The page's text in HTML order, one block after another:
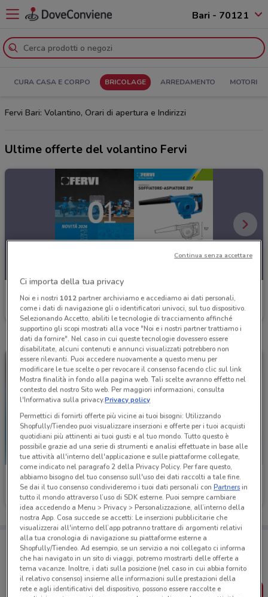
Bari - 70121
CURA CASA E CORPO BRICOLAGE ARREDAMENTO MOTORI
Fervi Bari: Volantino, Orari di apertura e Indirizzi
Ultime offerte del volantino Fervi
Fervi
Scade il 31/12 741 m
Fervi
Scade il 31/12 741 m
Fervi
Scade il 31/12
Porta DoveConviene sempre con te!
Puoi trovare le migliori offerte dei negozi vicino a te,
salvarle e creare la tua lista del risparmio, comodamente
dal tuo cellulare.
SCARICA L’APP
Ci importa della tua privacy
Noi e i nostri 1012partner archiviamo e accediamo ai dati personali,
come i dati di navigazione gli o identificatori univoci, sul tuo dispositivo.
Selezionando Accetto, abiliti le tecnologie di tracciamento affinché
supportino gli scopi mostrati alla voce "Noi e i nostri partner trattiamo i
dati da fornire". Nel caso in cui queste tecnologie dovessero essere
disabilitate, alcuni contenuti e annunci visualizzati potrebbero non
essere rilevanti. Puoi accedere nuovamente a questo menu per
modificare le tue scelte o per revocare il consenso facendo clic sul link
Mostra finalità in fondo alla pagina web. Tali scelte avranno effetto nel
contesto del nostro Sito web. Per maggiori informazioni, consulta
l'Informativa sulla privacy.Privacy policy
Permettici di fornirti offerte più vicine ai tuoi bisogni: Utilizzando
Shopfully/Tiendeo puoi visualizzare inserzioni e offerte per i tuoi acquisti
quotidiani più attinenti ai tuoi gusti e al tuo mondo. Tutto questo è
possibile grazie ad una serie di strumenti e analisi effettuate in base alle
tue attività all'interno dell'applicazione e sulle piattaforme collegate,
come indicato nel paragrafo 2 della Privacy Policy. Per fare questo,
abbiamo bisogno del tuo consenso sull'uso dei dati raccolti a tale fine.
Se dai il tuo consenso condivideremo i tuoi dati personali conPartnersin
tutto il mondo attraverso l’uso di SDK esterne. Puoi sempre cambiare
idea accedendo a Menu > Privacy > Personalizzazione, all’interno della
nostra App. Cosa succede se accetti: Le inserzioni pubblicitarie che
visualizzerai all'interno dell’app potranno trattare di argomenti relativi
alla tua cronologia di navigazione su piattaforme esterne a
Shopfully/Tiendeo. Ad esempio, se un servizio a noi collegato ci informa
che hai navigato in un sito di viaggi, potremo mostrarti delle offerte a
tema vacanze. Inoltre, i dati sulla posizione (nel caso in cui abbia fornito
il relativo consenso) insieme alle informazioni sulle prestazioni della
rete e agli identificativi del dispositivo, possono essere raccolte e
Continua senza accettare